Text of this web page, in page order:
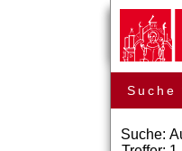
Suche
Suche: